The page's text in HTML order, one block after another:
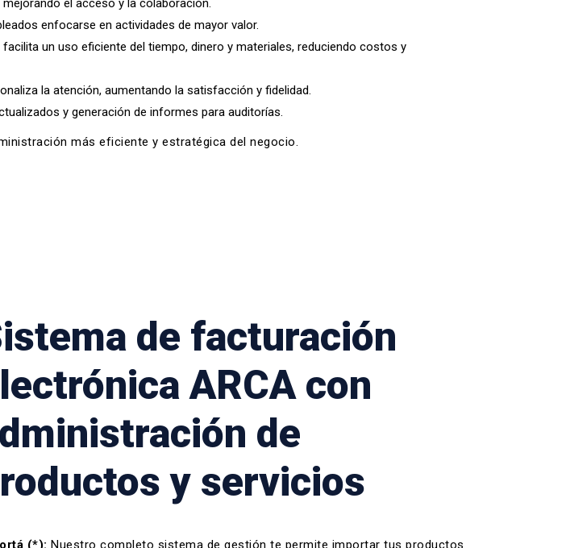
el acceso y la colaboración.
enfocarse en actividades de mayor valor.
un uso eficiente del tiempo, dinero y materiales, reduciendo costos y
la atención, aumentando la satisfacción y fidelidad.
y generación de informes para auditorías.
más eficiente y estratégica del negocio.
de facturación
ARCA con
de
y servicios
(*): Nuestro completo sistema de gestión te permite importar tus productos